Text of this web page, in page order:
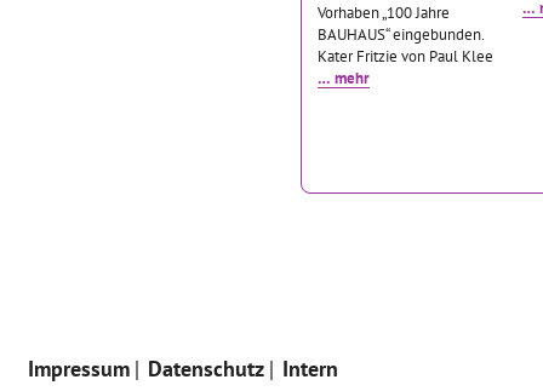
Vorhaben „100 Jahre
BAUHAUS“ eingebunden.
Kater Fritzie von Paul Klee
… mehr
…
Impressum Datenschutz Intern